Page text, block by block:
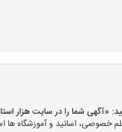
را در سایت هزار استاد دیده ام و کد
خصوصی، اساتید و آموزشگاه ها